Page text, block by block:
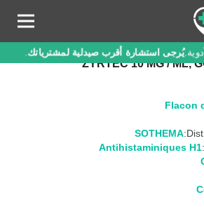
يُرجى استشارة أقرب صيدلية لمشترياتك.
ZYRTEC 10 MG / ML,
Flacon
SOTHEMA
Antihistaminiques H1